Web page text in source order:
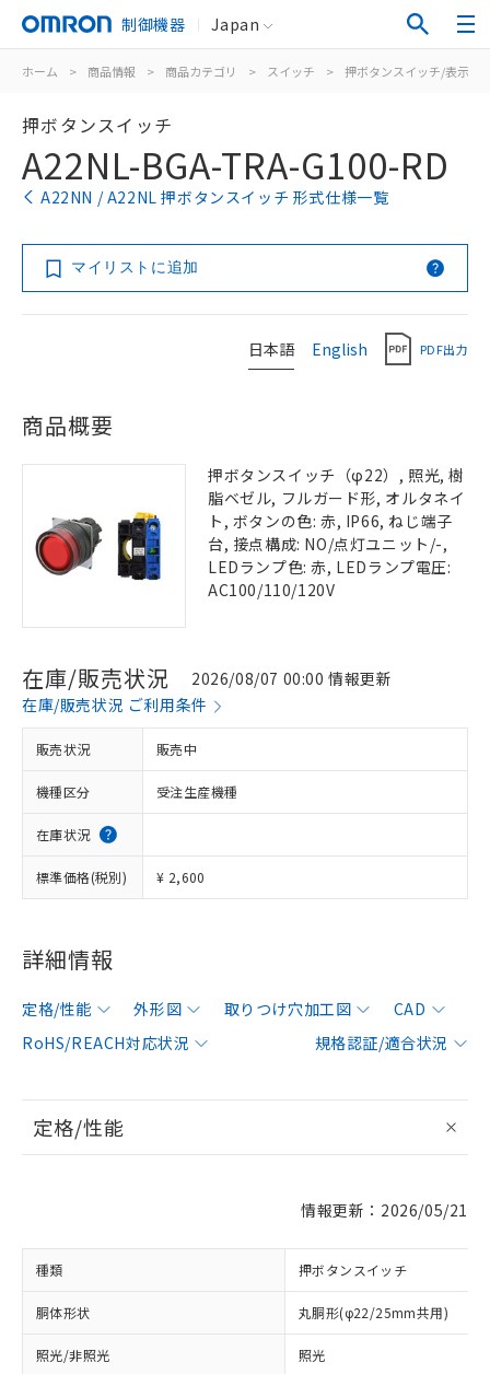
制御機器 Japan
ホーム > 商品情報 > 商品カテゴリ > スイッチ > 押ボタンスイッチ/表示灯
押ボタンスイッチ
A22NL-BGA-TRA-G100-RD
A22NN / A22NL 押ボタンスイッチ 形式仕様一覧
マイリストに追加
日本語 English PDF出力
商品概要
押ボタンスイッチ（φ22）, 照光, 樹
脂ベゼル, フルガード形, オルタネイ
ト, ボタンの色: 赤, IP66, ねじ端子
台, 接点構成: NO/点灯ユニット/-,
LEDランプ色: 赤, LEDランプ電圧:
AC100/110/120V
在庫/販売状況
2026/08/07 00:00 情報更新
在庫/販売状況 ご利用条件
販売状況 販売中
機種区分 受注生産機種
在庫状況
標準価格(税別) ¥ 2,600
詳細情報
定格/性能 外形図 取りつけ穴加工図
CAD
RoHS/REACH対応状況
規格認証/適合状況
定格/性能
情報更新：2026/05/21
種類 押ボタンスイッチ
胴体形状 丸胴形(φ22/25mm共用)
照光/非照光 照光